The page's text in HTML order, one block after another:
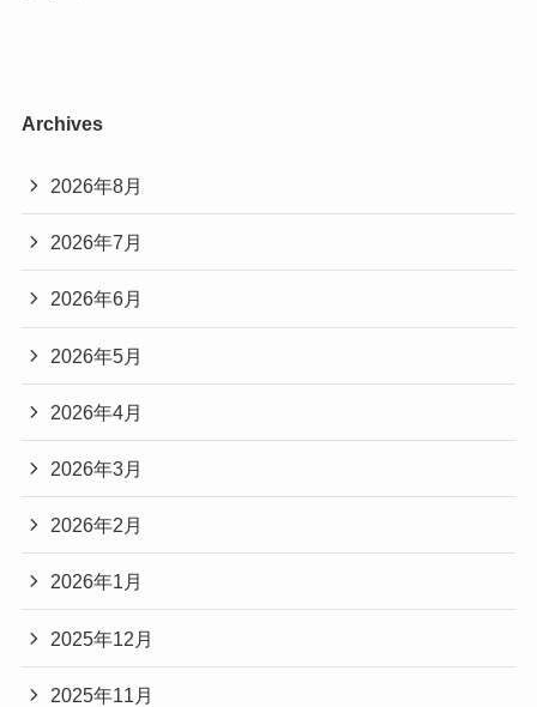
Archives
2026年8月
2026年7月
2026年6月
2026年5月
2026年4月
2026年3月
2026年2月
2026年1月
2025年12月
2025年11月